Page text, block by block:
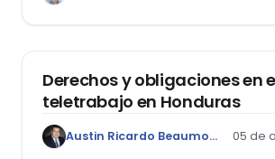
Derechos y obligaciones en
teletrabajo en Honduras
Austin Ricardo Beaumont Rivera 05 de